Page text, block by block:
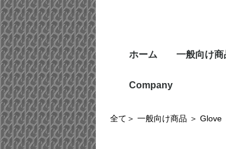
ホーム 一般向け商
Company
全て ＞ 一般向け商品 ＞ Glove